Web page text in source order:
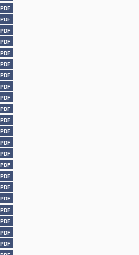
PDF
PDF
PDF
PDF
PDF
PDF
PDF
PDF
PDF
PDF
PDF
PDF
PDF
PDF
PDF
PDF
PDF
PDF
PDF
PDF
PDF
PDF